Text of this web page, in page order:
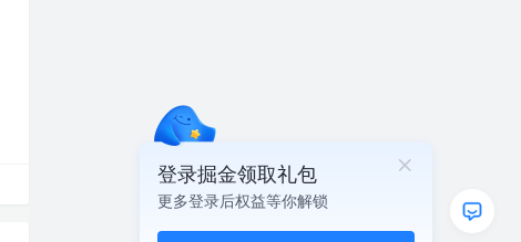
登录掘金领取礼包
更多登录后权益等你解锁